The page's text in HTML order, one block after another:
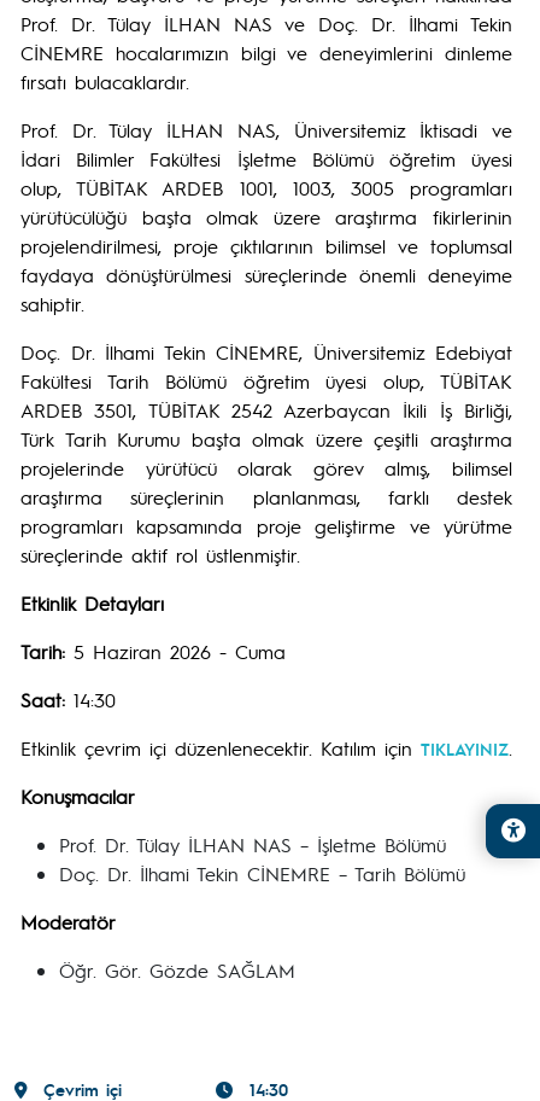
Prof. Dr. Tülay İLHAN NAS ve Doç. Dr. İlhami Tekin
CİNEMRE hocalarımızın bilgi ve deneyimlerini dinleme
fırsatı bulacaklardır.
Prof. Dr. Tülay İLHAN NAS, Üniversitemiz İktisadi ve
İdari Bilimler Fakültesi İşletme Bölümü öğretim üyesi
olup, TÜBİTAK ARDEB 1001, 1003, 3005 programları
yürütücülüğü başta olmak üzere araştırma fikirlerinin
projelendirilmesi, proje çıktılarının bilimsel ve toplumsal
faydaya dönüştürülmesi süreçlerinde önemli deneyime
sahiptir.
Doç. Dr. İlhami Tekin CİNEMRE, Üniversitemiz Edebiyat
Fakültesi Tarih Bölümü öğretim üyesi olup, TÜBİTAK
ARDEB 3501, TÜBİTAK 2542 Azerbaycan İkili İş Birliği,
Türk Tarih Kurumu başta olmak üzere çeşitli araştırma
projelerinde yürütücü olarak görev almış, bilimsel
araştırma süreçlerinin planlanması, farklı destek
programları kapsamında proje geliştirme ve yürütme
süreçlerinde aktif rol üstlenmiştir.
Etkinlik Detayları
Tarih: 5 Haziran 2026 - Cuma
Saat: 14:30
Etkinlik çevrim içi düzenlenecektir. Katılım için TIKLAYINIZ
Konuşmacılar
Prof. Dr. Tülay İLHAN NAS – İşletme Bölümü
Doç. Dr. İlhami Tekin CİNEMRE – Tarih Bölümü
Moderatör
Öğr. Gör. Gözde SAĞLAM
Çevrim içi 14:30